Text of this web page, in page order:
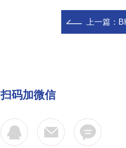
上一篇：
扫码加微信